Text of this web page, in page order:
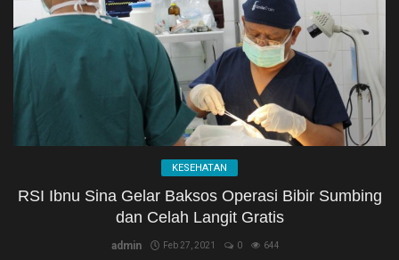
NASIONAL
PEMERINTAHAN
PENDIDIKAN
PERISTIWA
KESEHATAN
RSI Ibnu Sina Gelar Baksos Operasi Bibir Sumbing
dan Celah Langit Gratis
admin Feb 27, 2021 0 644